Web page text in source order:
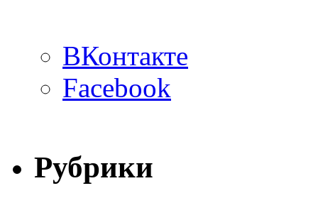
ВКонтакте
Facebook
Рубрики